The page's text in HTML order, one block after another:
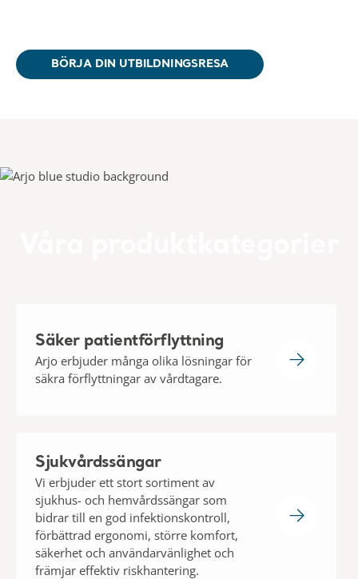
BÖRJA DIN UTBILDNINGSRESA
Säker patientförflyttning
Arjo erbjuder många olika lösningar för
säkra förflyttningar av vårdtagare.
Sjukvårdssängar
Vi erbjuder ett stort sortiment av
sjukhus- och hemvårdssängar som
bidrar till en god infektionskontroll,
förbättrad ergonomi, större komfort,
säkerhet och användarvänlighet och
främjar effektiv riskhantering.